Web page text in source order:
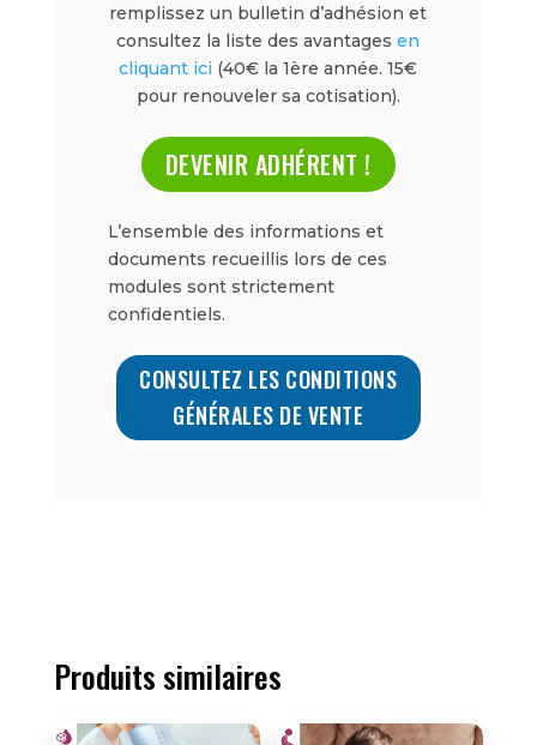
remplissez un bulletin d’adhésion et
consultez la liste des avantagesen
cliquant ici (40€ la 1ère année. 15€
pour renouveler sa cotisation).
DEVENIR ADHÉRENT !
L’ensemble des informations et
documents recueillis lors de ces
modules sont strictement
confidentiels.
CONSULTEZ LES CONDITIONS
GÉNÉRALES DE VENTE
Produits similaires